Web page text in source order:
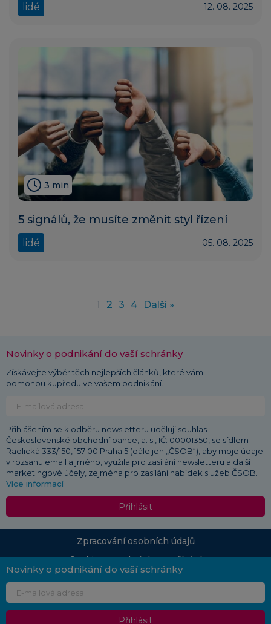
lidé 12. 08. 2025
3 min
5 signálů, že musíte změnit styl řízení
lidé 05. 08. 2025
1 2 3 4 Další »
Novinky o podnikání do vaší schránky
Získávejte výběr těch nejlepších článků, které vám
pomohou kupředu ve vašem podnikání.
Přihlášením se k odběru newsletteru uděluji souhlas
Československé obchodní bance, a. s., IČ: 00001350, se sídlem
Radlická 333/150, 157 00 Praha 5 (dále jen „ČSOB“), aby moje údaje
v rozsahu email a jméno, využila pro zasílání newsletteru a další
marketingové účely, zejména pro zasílání nabídek služeb ČSOB.
Více informací
Přihlásit
Zpracování osobních údajů
Cookies a podmínky používání
Průvodce podnikáním | Vydává: Československá obchodní banka, a. s., Radlická 333/150,
150 57 Praha 5 | Redakce:pruvodcepodnikanim.info@csob.cz| Vlastníkem portálu
Průvodce podnikáním včetně autorských práv je ČSOB
Novinky o podnikání do vaší schránky
Přihlásit